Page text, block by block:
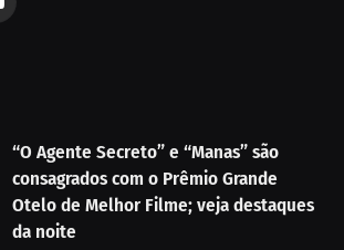
“O Agente Secreto” e “Manas” são
consagrados com o Prêmio Grande
Otelo de Melhor Filme; veja destaques
da noite